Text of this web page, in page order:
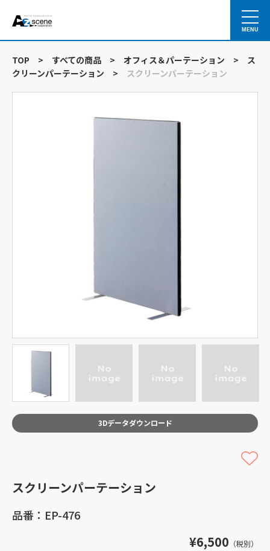
MENU
TOP > すべての商品 > オフィス＆パーテーション >
ス
クリーンパーテーション
> スクリーンパーテーション
3Dデータダウンロード
スクリーンパーテーション
品番：EP-476
¥6,500 （税別）